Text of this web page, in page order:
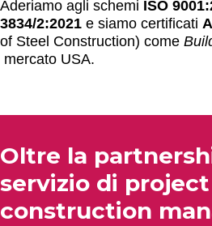
Aderiamo agli schemi ISO
3834/2:2021 e siamo certificati
of Steel Construction) come
mercato USA.
Oltre la
servizio di
construction